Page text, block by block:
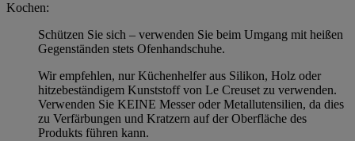
Kochen:
Schützen Sie sich – verwenden Sie beim Umgang mit heißen
Gegenständen stets Ofenhandschuhe.
Wir empfehlen, nur Küchenhelfer aus Silikon, Holz oder
hitzebeständigem Kunststoff von Le Creuset zu verwenden.
Verwenden Sie KEINE Messer oder Metallutensilien, da dies
zu Verfärbungen und Kratzern auf der Oberfläche des
Produkts führen kann.